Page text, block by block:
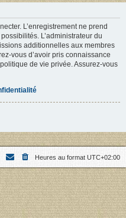
L’enregistrement ne prend
L’administrateur du
additionnelles aux membres
vous d’avoir pris connaissance
de vie privée. Assurez-vous
Heures au format UTC+02:00